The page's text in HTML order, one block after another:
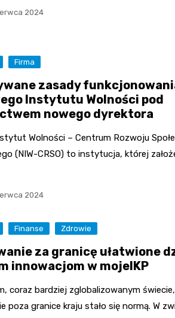
2024
Firma
zasady
Instytutu Wolności pod
nowego dyrektora
Wolności – Centrum Rozwoju
(NIW-CRSO) to instytucja, której
2024
Finanse Zdrowie
za granicę ułatwione
innowacjom w mojeIKP
coraz bardziej zglobalizowanym świecie,
poza granice kraju stało się normą. W